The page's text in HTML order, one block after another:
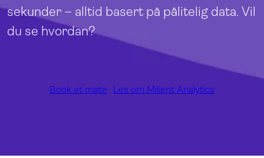
sekunder – alltid basert på pålitelig data. Vil
du se hvordan?
Book et møte Les om Milient Analytics